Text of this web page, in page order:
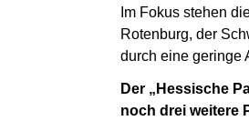
Im Fokus stehen
Rotenburg, der
durch eine geringe
Der „Hessische
noch drei weitere